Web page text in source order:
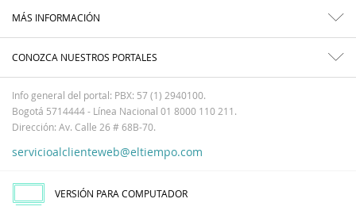
MÁS INFORMACIÓN
CONOZCA NUESTROS PORTALES
Info general del portal: PBX: 57 (1) 2940100.
Bogotá 5714444 - Línea Nacional 01 8000 110 211.
Dirección: Av. Calle 26 # 68B-70.
servicioalclienteweb@eltiempo.com
VERSIÓN PARA COMPUTADOR